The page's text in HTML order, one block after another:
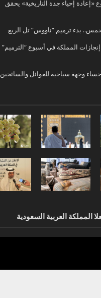
«إعادة إحياء جدة التاريخية» يحقق
بدء ترميم “ناووس” تل الربع
المملكة في أسبوع “الترميم”
وجهة سياحية للعوائل والسائحين
المملكة العربية السعودية